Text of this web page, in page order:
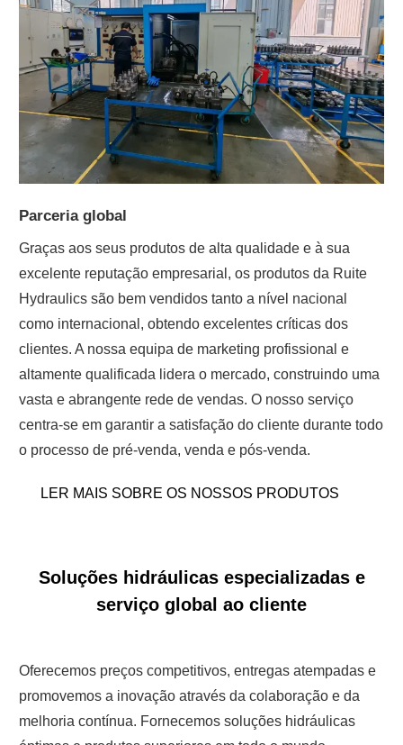
Parceria global
Graças aos seus produtos de alta qualidade e à sua
excelente reputação empresarial, os produtos da Ruite
Hydraulics são bem vendidos tanto a nível nacional
como internacional, obtendo excelentes críticas dos
clientes. A nossa equipa de marketing profissional e
altamente qualificada lidera o mercado, construindo uma
vasta e abrangente rede de vendas. O nosso serviço
centra-se em garantir a satisfação do cliente durante todo
o processo de pré-venda, venda e pós-venda.
LER MAIS SOBRE OS NOSSOS PRODUTOS
Soluções hidráulicas especializadas e
serviço global ao cliente
Oferecemos preços competitivos, entregas atempadas e
promovemos a inovação através da colaboração e da
melhoria contínua. Fornecemos soluções hidráulicas